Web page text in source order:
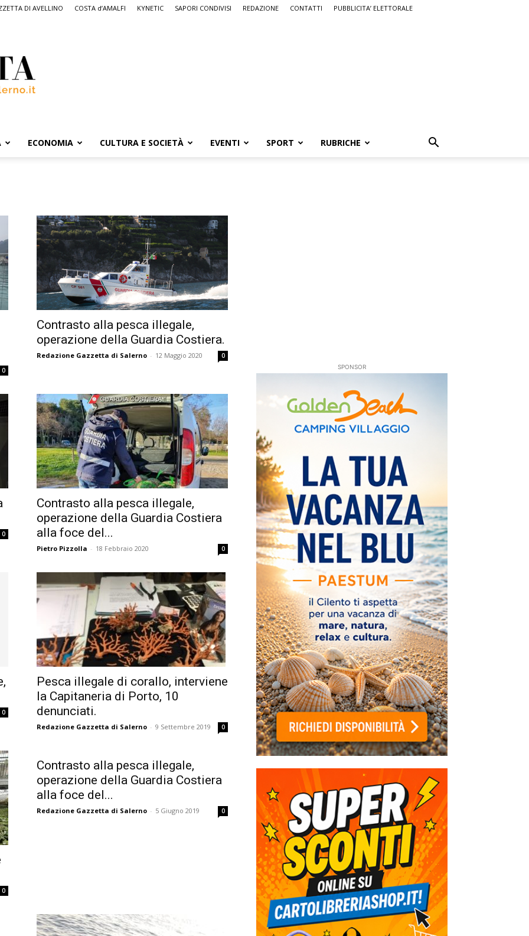
DI AVELLINO COSTA d’AMALFI KYNETIC SAPORI CONDIVISI REDAZIONE CONTATTI PUBBLICITA’ ELETTORALE
ECONOMIA CULTURA E SOCIETÀ EVENTI SPORT RUBRICHE
0
Contrasto alla pesca illegale,
operazione della Guardia Costiera.
Redazione Gazzetta di Salerno - 12 Maggio 2020 0
0
Contrasto alla pesca illegale,
operazione della Guardia Costiera
alla foce del...
Pietro Pizzolla - 18 Febbraio 2020 0
0
Pesca illegale di corallo, interviene
la Capitaneria di Porto, 10
denunciati.
Redazione Gazzetta di Salerno - 9 Settembre 2019 0
0
Contrasto alla pesca illegale,
operazione della Guardia Costiera
alla foce del...
Redazione Gazzetta di Salerno - 5 Giugno 2019 0
SPONSOR